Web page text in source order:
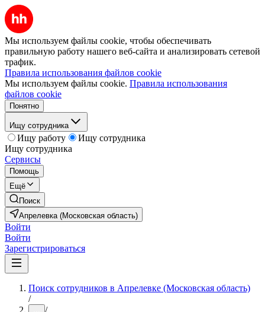
Мы используем файлы cookie, чтобы обеспечивать
правильную работу нашего веб-сайта и анализировать сетевой
трафик.
Правила использования файлов cookie
Мы используем файлы cookie. Правила использования
файлов cookie
Понятно
Ищу сотрудника
Ищу работу
Ищу сотрудника
Ищу сотрудника
Сервисы
Помощь
Ещё
Поиск
Апрелевка (Московская область)
Войти
Войти
Зарегистрироваться
Поиск сотрудников в Апрелевке (Московская область)
/
/